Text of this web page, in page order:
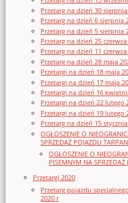
Przetarg na dzień 30
Przetarg na dzień 6 sierpnia
Przetarg na dzień 5 sierpnia
Przetarg na dzień 25 czerwca
Przetarg na dzień 11
Przetarg na dzień 28 maja
Przetargi na dzień 18 maja
Przetargi na dzień 17 maja
Przetargi na dzień 16
Przetargi na dzień 22 lutego
Przetargi na dzień 19 lutego
Przetarg na dzień 15
OGŁOSZENIE O
SPRZEDAŻ POJAZDU
OGŁOSZENIE O
PISEMNYM NA
Przetargi 2020
Przetarg pojazdu
2020 r